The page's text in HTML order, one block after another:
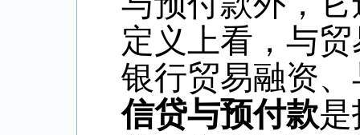
定义上看，与
银行贸易融资
信贷与预付款